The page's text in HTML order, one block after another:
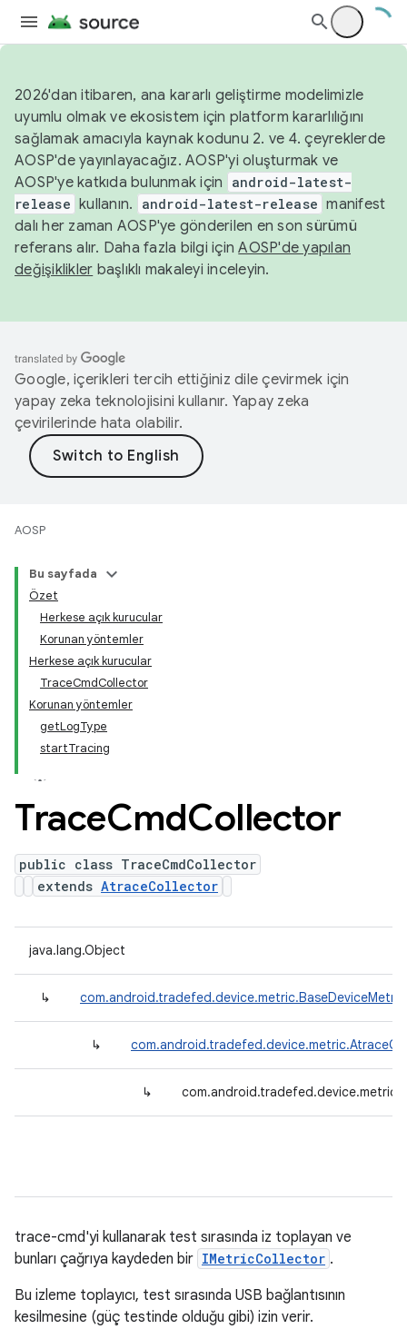
2026'dan itibaren, ana kararlı geliştirme modelimizle
uyumlu olmak ve ekosistem için platform kararlılığını
sağlamak amacıyla kaynak kodunu 2. ve 4. çeyreklerde
AOSP'de yayınlayacağız. AOSP'yi oluşturmak ve
AOSP'ye katkıda bulunmak için
android-latest-
release kullanın. android-latest-release manifest
dalı her zaman AOSP'ye gönderilen en son sürümü
referans alır. Daha fazla bilgi içinAOSP'de yapılan
değişiklikler başlıklı makaleyi inceleyin.
Google, içerikleri tercih ettiğiniz dile çevirmek için
yapay zeka teknolojisini kullanır. Yapay zeka
çevirilerinde hata olabilir.
AOSP
Bu sayfada
Özet
Herkese açık kurucular
Korunan yöntemler
Herkese açık kurucular
TraceCmdCollector
Korunan yöntemler
getLogType
startTracing
TraceCmdCollector
public class TraceCmdCollector
extends AtraceCollector
java.lang.Object
↳
↳
↳
trace-cmd'yi kullanarak test sırasında iz toplayan ve
bunları çağrıya kaydeden bir IMetricCollector .
Bu izleme toplayıcı, test sırasında USB bağlantısının
kesilmesine (güç testinde olduğu gibi) izin verir.